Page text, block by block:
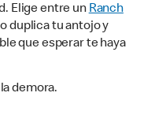
Elige entre unRanch
duplica tu antojo y
que esperar te haya
demora.